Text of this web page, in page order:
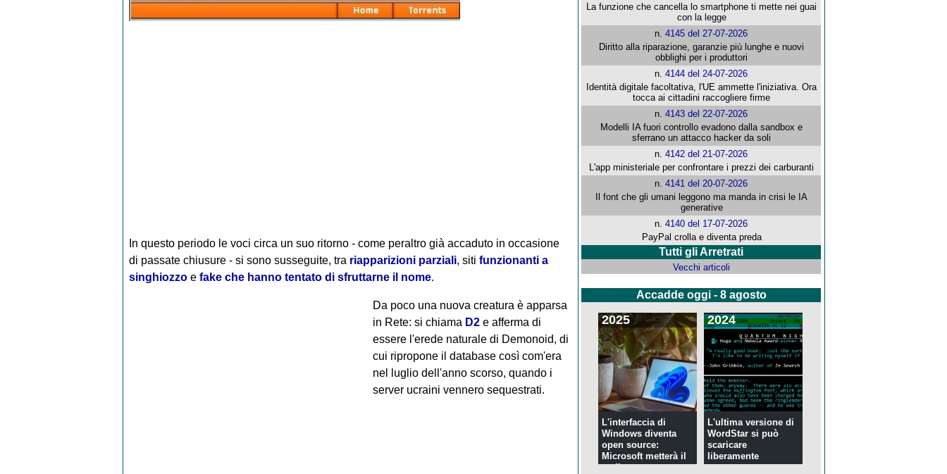
In questo periodo le voci circa un suo ritorno - come peraltro già accaduto in occasione
di passate chiusure - si sono susseguite, tra riapparizioni parziali, siti funzionanti a
singhiozzoe fake che hanno tentato di sfruttarne il nome.
Da poco una nuova creatura è apparsa
in Rete: si chiama D2e afferma di
essere l'erede naturale di Demonoid, di
cui ripropone il database così com'era
nel luglio dell'anno scorso, quando i
server ucraini vennero sequestrati.
La funzione che cancella lo smartphone ti mette nei guai
con la legge
n.4145 del 27-07-2026
Diritto alla riparazione, garanzie più lunghe e nuovi
obblighi per i produttori
n.4144 del 24-07-2026
Identità digitale facoltativa, l'UE ammette l'iniziativa. Ora
tocca ai cittadini raccogliere firme
n.4143 del 22-07-2026
Modelli IA fuori controllo evadono dalla sandbox e
sferrano un attacco hacker da soli
n.4142 del 21-07-2026
L'app ministeriale per confrontare i prezzi dei carburanti
n.4141 del 20-07-2026
Il font che gli umani leggono ma manda in crisi le IA
generative
n.4140 del 17-07-2026
PayPal crolla e diventa preda
Tutti gli Arretrati
Vecchi articoli
Accadde oggi - 8 agosto
2025
L'interfaccia di
Windows diventa
open source:
Microsoft metterà il
codi...
2024
L'ultima versione di
WordStar si può
scaricare
liberamente